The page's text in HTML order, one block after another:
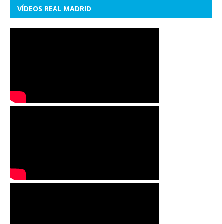
VÍDEOS REAL MADRID